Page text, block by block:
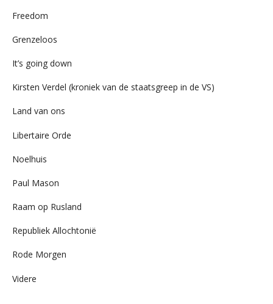
Freedom
Grenzeloos
It’s going down
Kirsten Verdel (kroniek van de staatsgreep in de VS)
Land van ons
Libertaire Orde
Noelhuis
Paul Mason
Raam op Rusland
Republiek Allochtonië
Rode Morgen
Videre